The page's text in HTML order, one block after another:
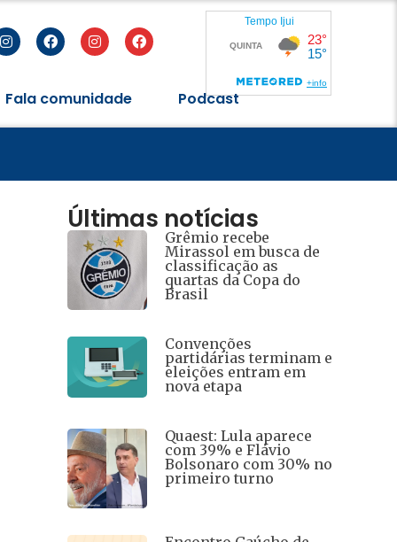
Fala comunidade Podcast
Últimas notícias
Grêmio recebe
Mirassol em busca de
classificação as
quartas da Copa do
Brasil
Convenções
partidárias terminam e
eleições entram em
nova etapa
Quaest: Lula aparece
com 39% e Flávio
Bolsonaro com 30% no
primeiro turno